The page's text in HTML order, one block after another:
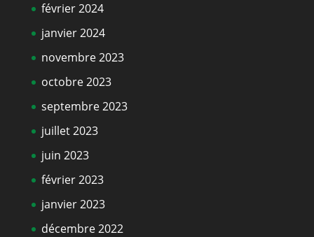
février 2024
janvier 2024
novembre 2023
octobre 2023
septembre 2023
juillet 2023
juin 2023
février 2023
janvier 2023
décembre 2022